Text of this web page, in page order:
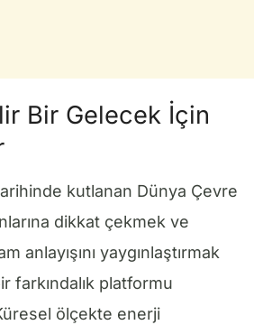
Bir Gelecek İçin
kutlanan Dünya Çevre
dikkat çekmek ve
anlayışını yaygınlaştırmak
farkındalık platformu
ölçekte enerji